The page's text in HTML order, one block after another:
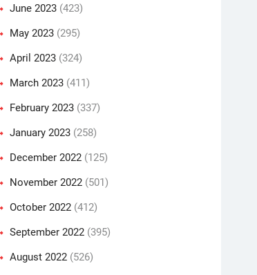
June 2023 (423)
May 2023 (295)
April 2023 (324)
March 2023 (411)
February 2023 (337)
January 2023 (258)
December 2022 (125)
November 2022 (501)
October 2022 (412)
September 2022 (395)
August 2022 (526)